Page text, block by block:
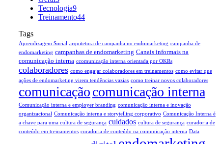
Tecnologia9
Treinamento44
Tags
Aprendizagem Social arquitetura de campanha no endomarketing campanha de
endomarketing campanhas de endomarketing Canais informais na
comunicação interna ccomunicação interna orientada por OKRs
colaboradores como engajar colaboradores em treinamentos como evitar que
ações de endomarketing virem tendências vazias como treinar novos colaboradores
comunicaçãocomunicação interna
Comunicação interna e employer branding comunicação interna e inovação
organizacional Comunicação interna e storytelling corporativo Comunicação Interna é
a chave para uma cultura de segurança cuidados cultura de segurança curadoria de
conteúdo em treinamentos curadoria de conteúdo na comunicação interna Data